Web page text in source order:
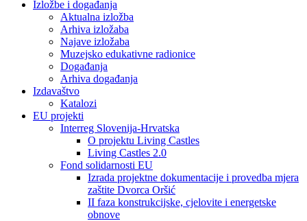
Izložbe i događanja
Aktualna izložba
Arhiva izložaba
Najave izložaba
Muzejsko edukativne radionice
Događanja
Arhiva događanja
Izdavaštvo
Katalozi
EU projekti
Interreg Slovenija-Hrvatska
O projektu Living Castles
Living Castles 2.0
Fond solidarnosti EU
Izrada projektne dokumentacije i provedba mjera
zaštite Dvorca Oršić
II faza konstrukcijske, cjelovite i energetske
obnove